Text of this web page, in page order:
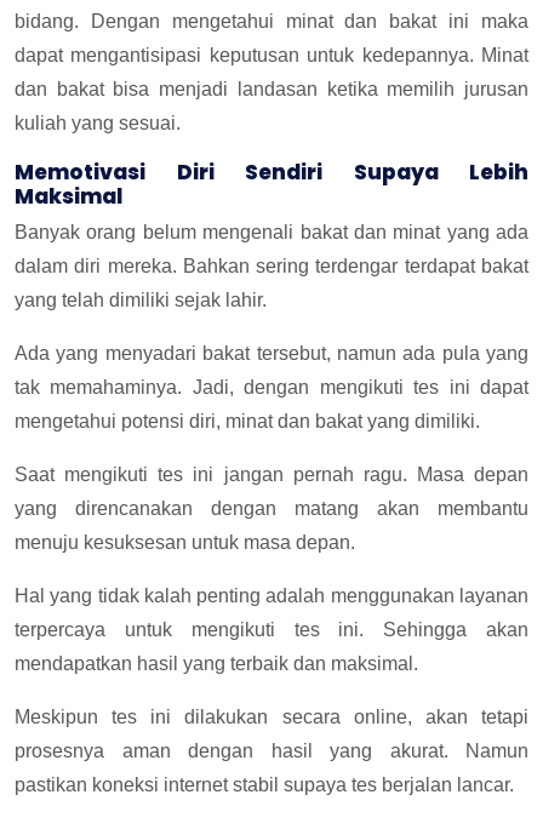
bidang. Dengan mengetahui minat dan bakat ini maka
dapat mengantisipasi keputusan untuk kedepannya. Minat
dan bakat bisa menjadi landasan ketika memilih jurusan
kuliah yang sesuai.
Memotivasi Diri Sendiri Supaya Lebih
Maksimal
Banyak orang belum mengenali bakat dan minat yang ada
dalam diri mereka. Bahkan sering terdengar terdapat bakat
yang telah dimiliki sejak lahir.
Ada yang menyadari bakat tersebut, namun ada pula yang
tak memahaminya. Jadi, dengan mengikuti tes ini dapat
mengetahui potensi diri, minat dan bakat yang dimiliki.
Saat mengikuti tes ini jangan pernah ragu. Masa depan
yang direncanakan dengan matang akan membantu
menuju kesuksesan untuk masa depan.
Hal yang tidak kalah penting adalah menggunakan layanan
terpercaya untuk mengikuti tes ini. Sehingga akan
mendapatkan hasil yang terbaik dan maksimal.
Meskipun tes ini dilakukan secara online, akan tetapi
prosesnya aman dengan hasil yang akurat. Namun
pastikan koneksi internet stabil supaya tes berjalan lancar.